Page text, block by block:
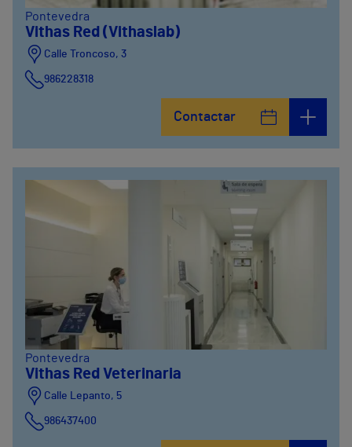
Pontevedra
Vithas Red (Vithaslab)
Calle Troncoso, 3
986228318
981067066
Contactar
Pontevedra
Vithas Red Veterinaria
Calle Lepanto, 5
986437400